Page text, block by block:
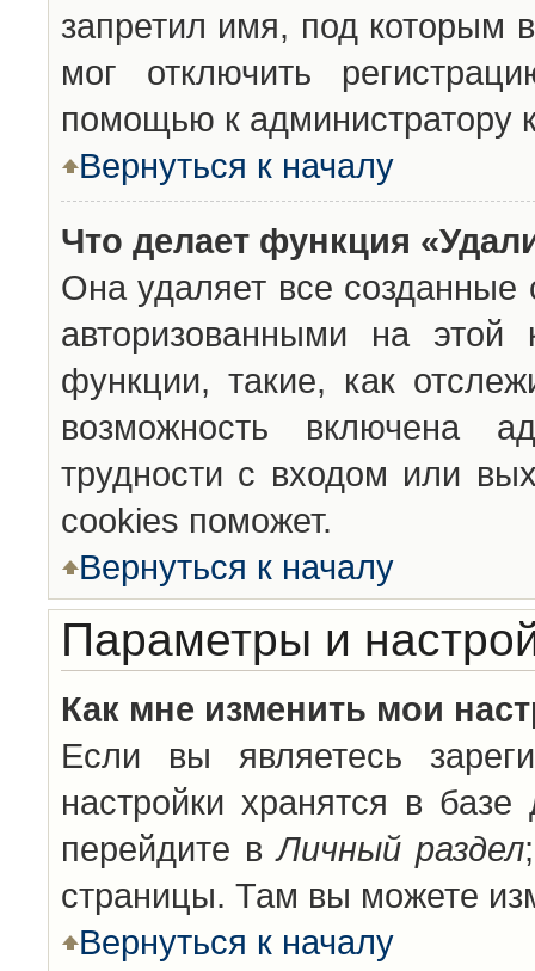
запретил имя, под которым
мог отключить
помощью к администратору
Вернуться к началу
Что делает функция
Она удаляет все созданные
авторизованными на
функции, такие, как
возможность включена
трудности с входом или
cookies поможет.
Вернуться к началу
Параметры и
Как мне изменить мои
Если вы являетесь
настройки хранятся в
перейдите вЛичный раздел
страницы. Там вы можете
Вернуться к началу